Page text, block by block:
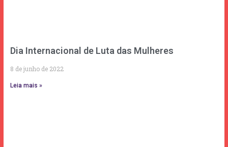
Dia Internacional de Luta das Mulheres
8 de junho de 2022
Leia mais »